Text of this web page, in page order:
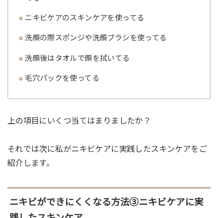
ニキビケアのスキンケアを使ってる
洗顔の際スポンジや洗顔ブラシを使ってる
洗顔後はタオルで顔を拭いてる
毛穴パックを使ってる
上の項目にいくつ当てはまりましたか？
それでは次に私がニキビケアに実践したスキンケアをご
紹介します。
ニキビができにくくなる方法③ニキビケアに実